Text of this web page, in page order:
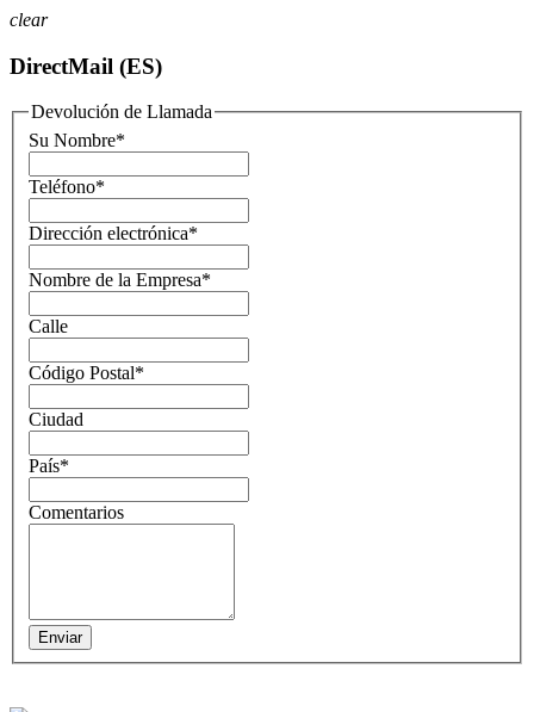
clear
DirectMail (ES)
Devolución de Llamada
Su Nombre*
Teléfono*
Dirección electrónica*
Nombre de la Empresa*
Calle
Código Postal*
Ciudad
País*
Comentarios